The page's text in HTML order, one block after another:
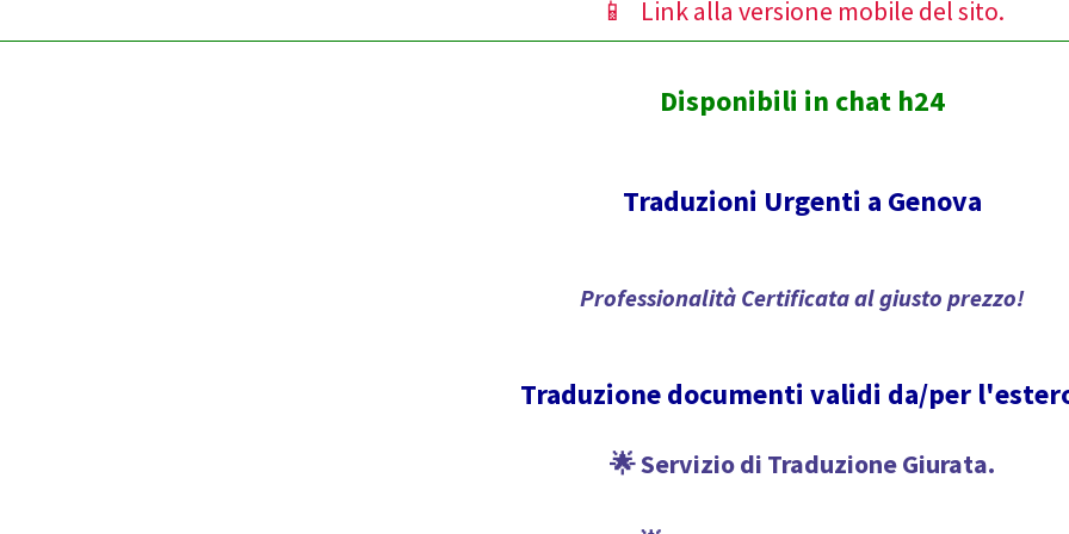
📱 Link alla versione mobile del sito.
Disponibili in chat h24
Traduzioni Urgenti a Genova
Professionalità Certificata al giusto prezzo!
Traduzione documenti validi da/per
🌟 Servizio di Traduzione Giurata.